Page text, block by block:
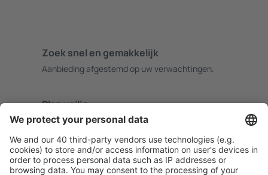
Zoek snel en gemakkelijk
Aanbieding afgestemd op uw verwachtingen.
Plan veilig
Zorgeloos boeken met gratiss annuleringsopties.
Bespaar meer
Reisaanbiedingen en speciale aanbiedingen voor